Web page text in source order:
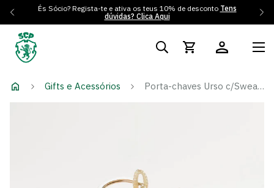
És Sócio? Regista-te e ativa os teus 10% de desconto Tens
dúvidas? Clica Aqui
Gifts e Acessórios Porta-chaves Urso c/Sweat SCP 12cm